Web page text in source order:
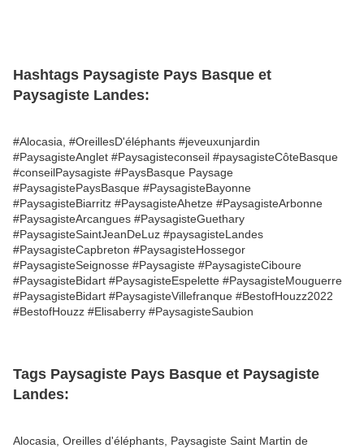
Hashtags Paysagiste Pays Basque et
Paysagiste Landes:
#Alocasia, #OreillesD'éléphants #jeveuxunjardin
#PaysagisteAnglet #Paysagisteconseil #paysagisteCôteBasque
#conseilPaysagiste #PaysBasque Paysage
#PaysagistePaysBasque #PaysagisteBayonne
#PaysagisteBiarritz #PaysagisteAhetze #PaysagisteArbonne
#PaysagisteArcangues #PaysagisteGuethary
#PaysagisteSaintJeanDeLuz #paysagisteLandes
#PaysagisteCapbreton #PaysagisteHossegor
#PaysagisteSeignosse #Paysagiste #PaysagisteCiboure
#PaysagisteBidart #PaysagisteEspelette #PaysagisteMouguerre
#PaysagisteBidart #PaysagisteVillefranque #BestofHouzz2022
#BestofHouzz #Elisaberry #PaysagisteSaubion
Tags Paysagiste Pays Basque et Paysagiste
Landes:
Alocasia, Oreilles d'éléphants, Paysagiste Saint Martin de